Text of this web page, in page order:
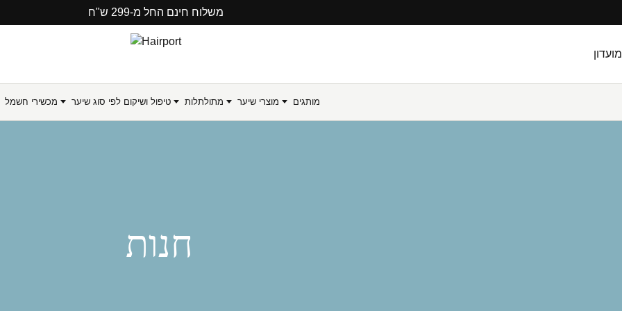
משלוח חינם החל מ-299 ש"ח
מועדון
מותגים מוצרי שיער מתולתלות טיפול ושיקום לפי סוג שיער מכשירי חשמל
חנות